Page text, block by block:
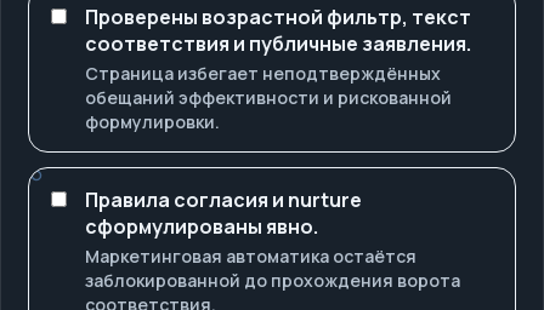
Проверены возрастной фильтр, текст
соответствия и публичные заявления.
Страница избегает неподтверждённых
обещаний эффективности и рискованной
формулировки.
Правила согласия и nurture
сформулированы явно.
Маркетинговая автоматика остаётся
заблокированной до прохождения ворота
соответствия.